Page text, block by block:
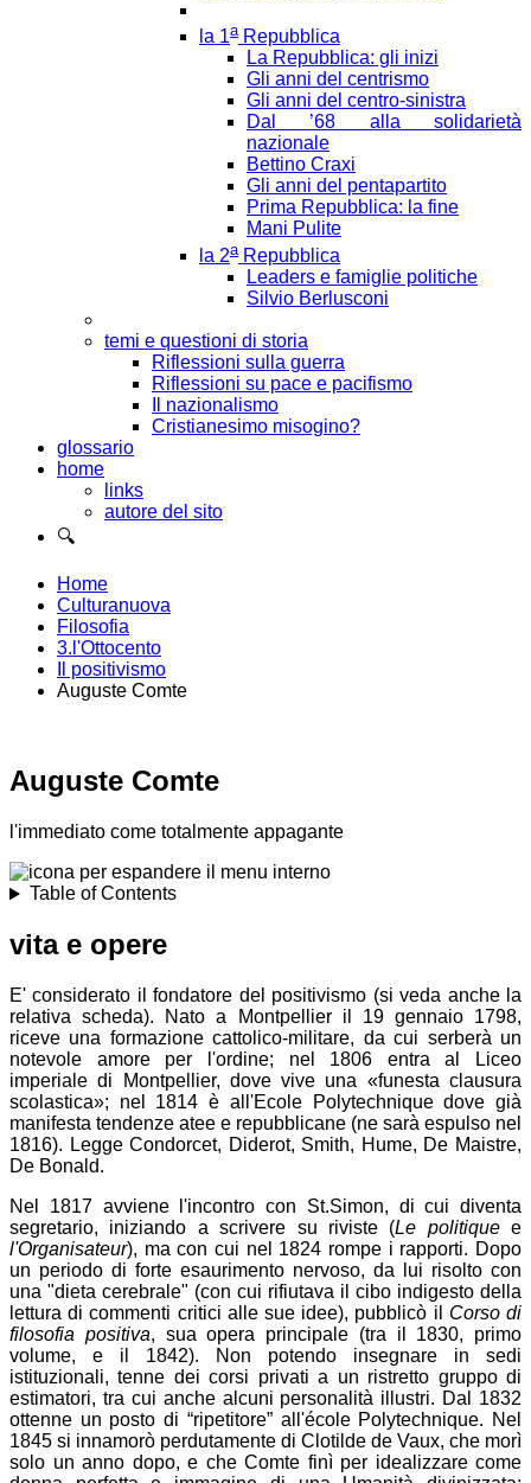
la 1aRepubblica
La Repubblica: gli inizi
Gli anni del centrismo
Gli anni del centro-sinistra
Dal ’68 alla solidarietà
nazionale
Bettino Craxi
Gli anni del pentapartito
Prima Repubblica: la fine
Mani Pulite
la 2aRepubblica
Leaders e famiglie politiche
Silvio Berlusconi
temi e questioni di storia
Riflessioni sulla guerra
Riflessioni su pace e pacifismo
Il nazionalismo
Cristianesimo misogino?
glossario
home
links
autore del sito
🔍
Home
Culturanuova
Filosofia
3.l'Ottocento
Il positivismo
Auguste Comte
Auguste Comte
l'immediato come totalmente appagante
Table of Contents
vita e opere
E' considerato il fondatore del positivismo (si veda anche la
relativa scheda). Nato a Montpellier il 19 gennaio 1798,
riceve una formazione cattolico-militare, da cui serberà un
notevole amore per l'ordine; nel 1806 entra al Liceo
imperiale di Montpellier, dove vive una
funesta clausura
scolastica
; nel 1814 è all'Ecole Polytechnique dove già
manifesta tendenze atee e repubblicane (ne sarà espulso nel
1816). Legge Condorcet, Diderot, Smith, Hume, De Maistre,
De Bonald.
Nel 1817 avviene l'incontro con St.Simon, di cui diventa
segretario, iniziando a scrivere su riviste (Le politiquee
l'Organisateur), ma con cui nel 1824 rompe i rapporti. Dopo
un periodo di forte esaurimento nervoso, da lui risolto con
una "dieta cerebrale" (con cui rifiutava il cibo indigesto della
lettura di commenti critici alle sue idee), pubblicò il Corso di
filosofia positiva, sua opera principale (tra il 1830, primo
volume, e il 1842). Non potendo insegnare in sedi
istituzionali, tenne dei corsi privati a un ristretto gruppo di
estimatori, tra cui anche alcuni personalità illustri. Dal 1832
ottenne un posto di “ripetitore” all'école Polytechnique. Nel
1845 si innamorò perdutamente di Clotilde de Vaux, che morì
solo un anno dopo, e che Comte finì per idealizzare come